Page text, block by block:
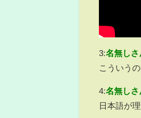
3:名無し
こういう
4:名無し
日本語が